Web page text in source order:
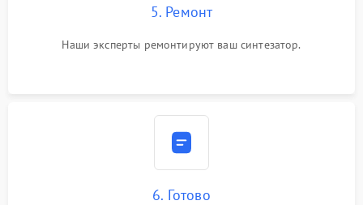
5. Ремонт
Наши эксперты ремонтируют ваш синтезатор.
6. Готово